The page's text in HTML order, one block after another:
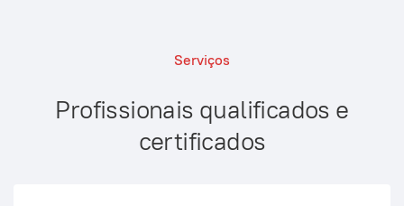
Serviços
Profissionais qualificados e
certificados